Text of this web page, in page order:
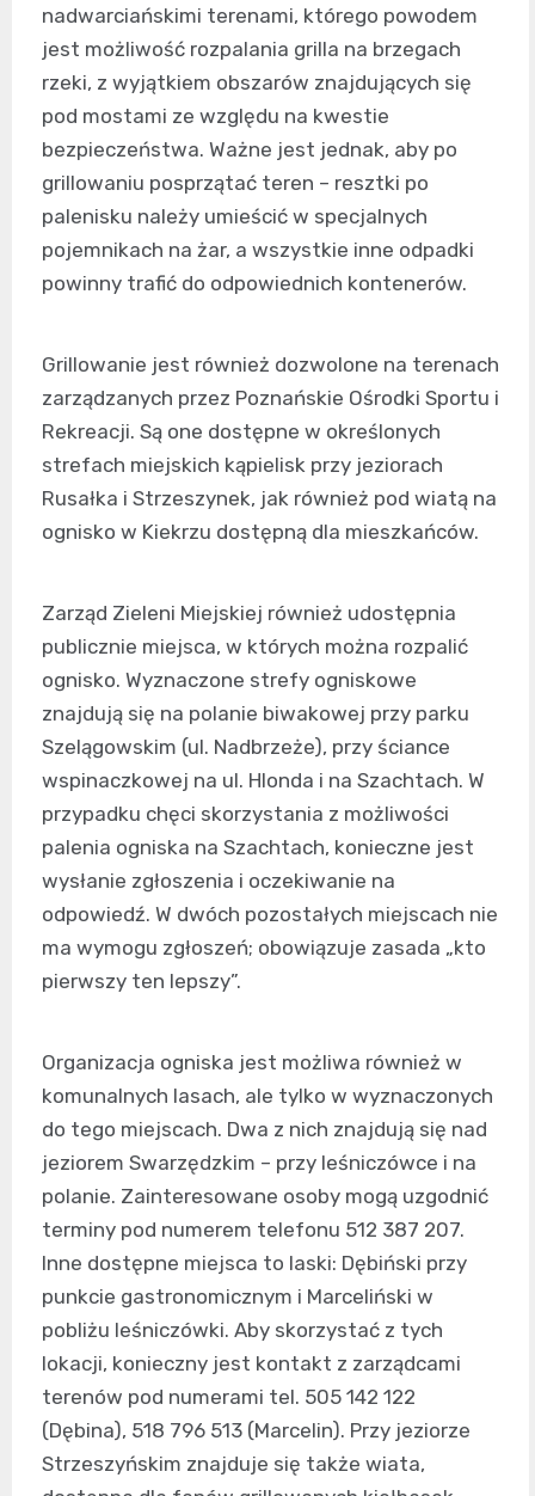
nadwarciańskimi terenami, którego powodem
jest możliwość rozpalania grilla na brzegach
rzeki, z wyjątkiem obszarów znajdujących się
pod mostami ze względu na kwestie
bezpieczeństwa. Ważne jest jednak, aby po
grillowaniu posprzątać teren – resztki po
palenisku należy umieścić w specjalnych
pojemnikach na żar, a wszystkie inne odpadki
powinny trafić do odpowiednich kontenerów.
Grillowanie jest również dozwolone na terenach
zarządzanych przez Poznańskie Ośrodki Sportu i
Rekreacji. Są one dostępne w określonych
strefach miejskich kąpielisk przy jeziorach
Rusałka i Strzeszynek, jak również pod wiatą na
ognisko w Kiekrzu dostępną dla mieszkańców.
Zarząd Zieleni Miejskiej również udostępnia
publicznie miejsca, w których można rozpalić
ognisko. Wyznaczone strefy ogniskowe
znajdują się na polanie biwakowej przy parku
Szelągowskim (ul. Nadbrzeże), przy ściance
wspinaczkowej na ul. Hlonda i na Szachtach. W
przypadku chęci skorzystania z możliwości
palenia ogniska na Szachtach, konieczne jest
wysłanie zgłoszenia i oczekiwanie na
odpowiedź. W dwóch pozostałych miejscach nie
ma wymogu zgłoszeń; obowiązuje zasada „kto
pierwszy ten lepszy”.
Organizacja ogniska jest możliwa również w
komunalnych lasach, ale tylko w wyznaczonych
do tego miejscach. Dwa z nich znajdują się nad
jeziorem Swarzędzkim – przy leśniczówce i na
polanie. Zainteresowane osoby mogą uzgodnić
terminy pod numerem telefonu 512 387 207.
Inne dostępne miejsca to laski: Dębiński przy
punkcie gastronomicznym i Marceliński w
pobliżu leśniczówki. Aby skorzystać z tych
lokacji, konieczny jest kontakt z zarządcami
terenów pod numerami tel. 505 142 122
(Dębina), 518 796 513 (Marcelin). Przy jeziorze
Strzeszyńskim znajduje się także wiata,